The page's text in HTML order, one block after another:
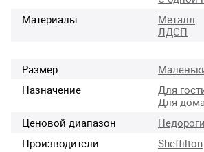
Материалы
Металл
ЛДСП
Размер
Назначение
Для
Для
Ценовой диапазон
Производители
Sheffilton